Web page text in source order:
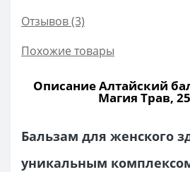
Отзывов (3)
Похожие товары
Описание Алтайский
Магия Трав,
Бальзам для женского
уникальным